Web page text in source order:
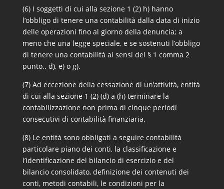
(6) I soggetti di cui alla sezione 1 (2) h) hanno
l’obbligo di tenere una contabilità dalla data di inizio
delle operazioni fino al giorno della denuncia; a
meno che una legge speciale, e se sostenuti l’obbligo
di tenere una contabilità ai sensi del § 1 comma 2
punto.. d), e) o g).
(7) Ad eccezione della cessazione di un’attività, entità
di cui alla sezione 1 (2) (d) a (h) terminare la
contabilizzazione non prima di cinque periodi
consecutivi di contabilità finanziaria.
(8) Le entità sono obbligati a seguire contabilità
particolare piano dei conti, la classificazione e
l’identificazione del bilancio di esercizio e del
bilancio consolidato, definizione dei contenuti dei
conti, metodi contabili, le condizioni per la